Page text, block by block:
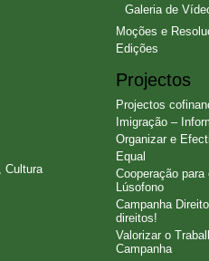
Cultura
Galeria de
Moções e
Edições
Projectos
Projectos
Imigração –
Organizar e
Equal
Cooperação
Lúsofono
Campanha
direitos!
Valorizar o
Campanha